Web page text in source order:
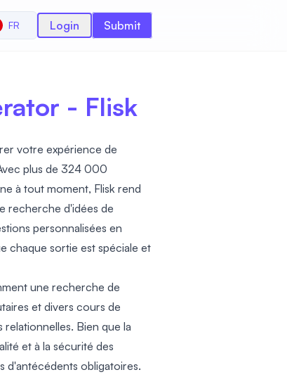
FR Login Submit
- Flisk
votre expérience de
plus de 324 000
à tout moment, Flisk rend
recherche d'idées de
personnalisées en
chaque sortie est spéciale et
une recherche de
et divers cours de
Bien que la
et à la sécurité des
d'antécédents obligatoires.